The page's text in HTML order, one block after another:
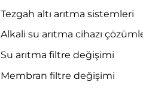
Tezgah altı arıtma sistemleri
Alkali su arıtma cihazı
Su arıtma filtre değişimi
Membran filtre değişimi